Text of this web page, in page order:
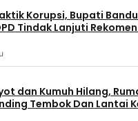
Korupsi, Bupati
Tindak Lanjuti
dan Kumuh Hilang,
Tembok Dan Lantai